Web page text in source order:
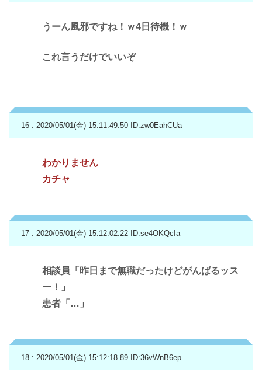
うーん風邪ですね！ｗ4日待機！ｗ
これ言うだけでいいぞ
16 : 2020/05/01(金) 15:11:49.50 ID:zw0EahCUa
わかりません
カチャ
17 : 2020/05/01(金) 15:12:02.22 ID:se4OKQcIa
相談員「昨日まで無職だったけどがんばるッス
ー！」
患者「…」
18 : 2020/05/01(金) 15:12:18.89 ID:36vWnB6ep